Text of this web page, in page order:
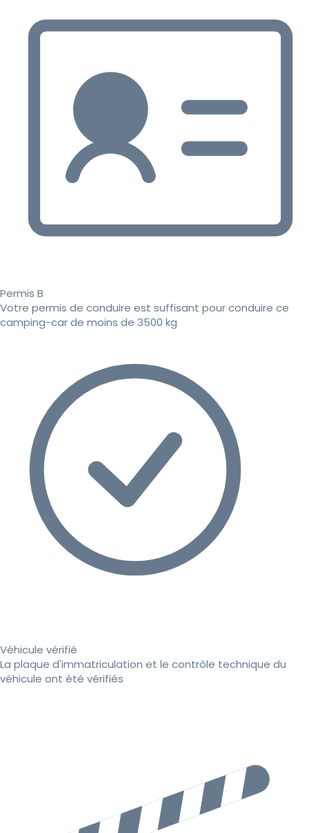
Permis B
Votre permis de conduire est suffisant pour conduire ce
camping-car de moins de 3500 kg
Véhicule vérifié
La plaque d'immatriculation et le contrôle technique du
véhicule ont été vérifiés